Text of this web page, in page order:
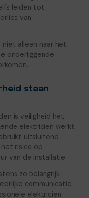
leiden tot
van
niet alleen naar het
onderliggende
staan
is veiligheid het
elektricien werkt
uitsluitend
risico op
van de installatie.
zo belangrijk.
communicatie
elektricien